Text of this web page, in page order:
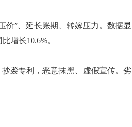
”、延长账期、转嫁压力。数据显
增长10.6%。
袭专利，恶意抹黑、虚假宣传。劣